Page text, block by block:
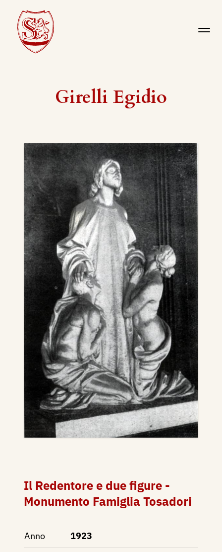
Girelli Egidio
Il Redentore e due figure -
Monumento Famiglia Tosadori
Anno
1923